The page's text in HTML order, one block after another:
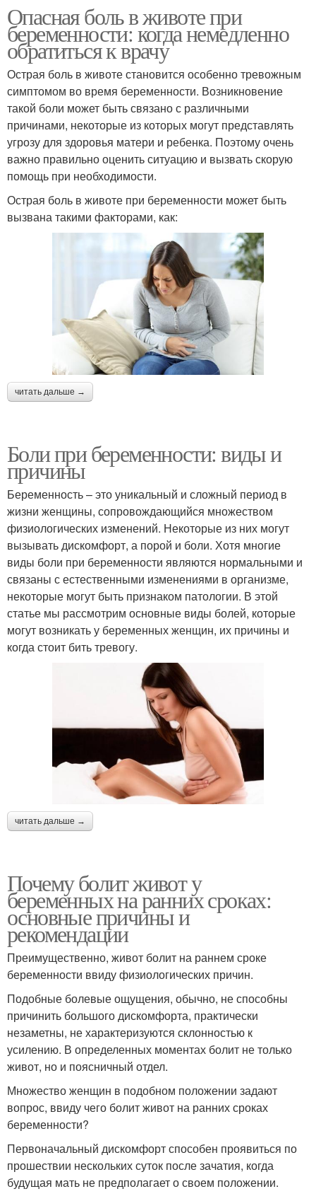
Опасная боль в животе при
беременности: когда немедленно
обратиться к врачу
Острая боль в животе становится особенно тревожным
симптомом во время беременности. Возникновение
такой боли может быть связано с различными
причинами, некоторые из которых могут представлять
угрозу для здоровья матери и ребенка. Поэтому очень
важно правильно оценить ситуацию и вызвать скорую
помощь при необходимости.
Острая боль в животе при беременности может быть
вызвана такими факторами, как:
читать дальше →
Боли при беременности: виды и
причины
Беременность – это уникальный и сложный период в
жизни женщины, сопровождающийся множеством
физиологических изменений. Некоторые из них могут
вызывать дискомфорт, а порой и боли. Хотя многие
виды боли при беременности являются нормальными и
связаны с естественными изменениями в организме,
некоторые могут быть признаком патологии. В этой
статье мы рассмотрим основные виды болей, которые
могут возникать у беременных женщин, их причины и
когда стоит бить тревогу.
читать дальше →
Почему болит живот у
беременных на ранних сроках:
основные причины и
рекомендации
Преимущественно, живот болит на раннем сроке
беременности ввиду физиологических причин.
Подобные болевые ощущения, обычно, не способны
причинить большого дискомфорта, практически
незаметны, не характеризуются склонностью к
усилению. В определенных моментах болит не только
живот, но и поясничный отдел.
Множество женщин в подобном положении задают
вопрос, ввиду чего болит живот на ранних сроках
беременности?
Первоначальный дискомфорт способен проявиться по
прошествии нескольких суток после зачатия, когда
будущая мать не предполагает о своем положении.